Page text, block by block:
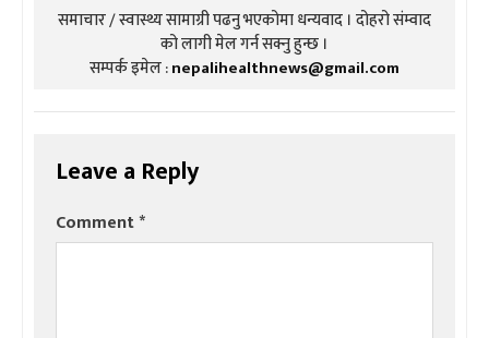
समाचार / स्वास्थ्य सामाग्री पढनु भएकोमा धन्यवाद । दोहरो संम्वाद
को लागी मेल गर्न सक्नु हुन्छ ।
सम्पर्क इमेल :nepalihealthnews@gmail.com
Leave a Reply
Comment*